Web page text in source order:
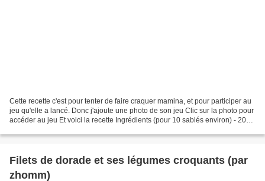
Cette recette c'est pour tenter de faire craquer mamina, et pour participer au
jeu qu'elle a lancé. Donc j'ajoute une photo de son jeu Clic sur la photo pour
accéder au jeu Et voici la recette Ingrédients (pour 10 sablés environ) - 200
Filets de dorade et ses légumes croquants (par
zhomm)